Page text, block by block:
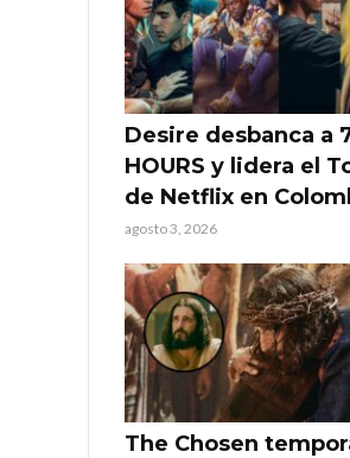
Desire desbanca a
HOURS y lidera el
de Netflix en
agosto 3, 2026
The Chosen